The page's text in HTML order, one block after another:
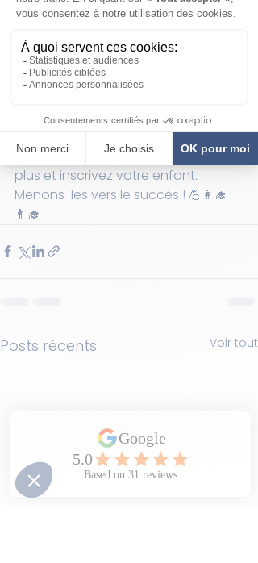
Nos tuteurs dévoués encouragent
l'amour de l'apprentissage chez les
élèves âgés de 4 à 12 ans.
Rejoignez-nous pour façonner un
aujourd'hui ! 🌟
Visitez notre site web pour en savoir
plus et inscrivez votre enfant.
Menons-les vers le succès ! 💪👩‍🎓
👨‍🎓
Posts récents Voir tout